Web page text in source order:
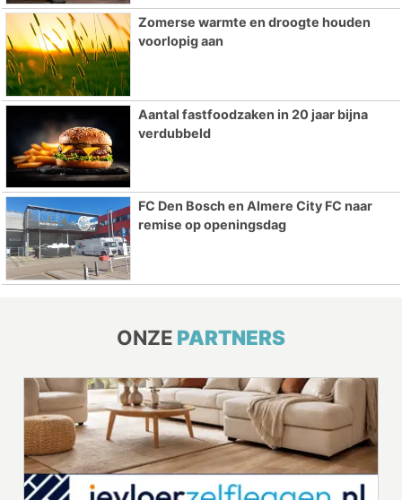
Zomerse warmte en droogte houden
voorlopig aan
Aantal fastfoodzaken in 20 jaar bijna
verdubbeld
FC Den Bosch en Almere City FC naar
remise op openingsdag
ONZE PARTNERS